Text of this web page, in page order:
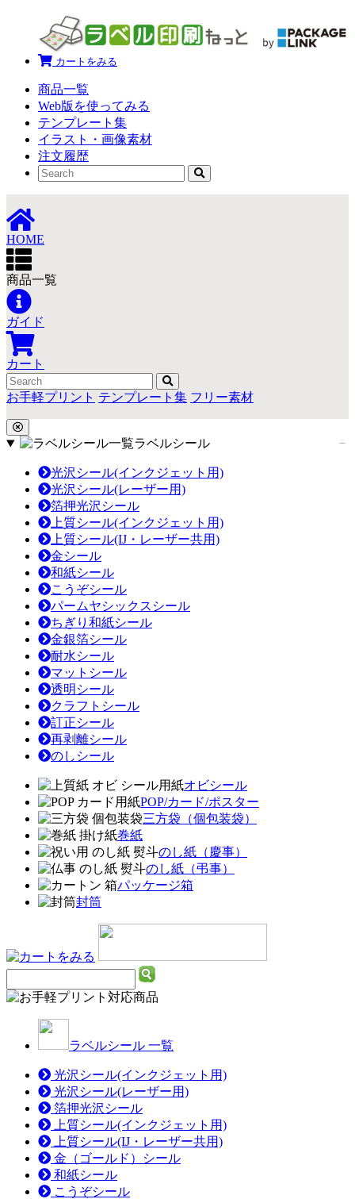
カートをみる
商品一覧
Web版を使ってみる
テンプレート集
イラスト・画像素材
注文履歴
HOME
商品一覧
ガイド
カート
お手軽プリント テンプレート集 フリー素材
ラベルシール
光沢シール(インクジェット用)
光沢シール(レーザー用)
箔押光沢シール
上質シール(インクジェット用)
上質シール(IJ・レーザー共用)
金シール
和紙シール
こうぞシール
パームヤシックスシール
ちぎり和紙シール
金銀箔シール
耐水シール
マットシール
透明シール
クラフトシール
訂正シール
再剥離シール
のしシール
オビシール
POP/カード/ポスター
三方袋（個包装袋）
巻紙
のし紙（慶事）
のし紙（弔事）
パッケージ箱
封筒
ラベルシール 一覧
光沢シール(インクジェット用)
光沢シール(レーザー用)
箔押光沢シール
上質シール(インクジェット用)
上質シール(IJ・レーザー共用)
金（ゴールド）シール
和紙シール
こうぞシール